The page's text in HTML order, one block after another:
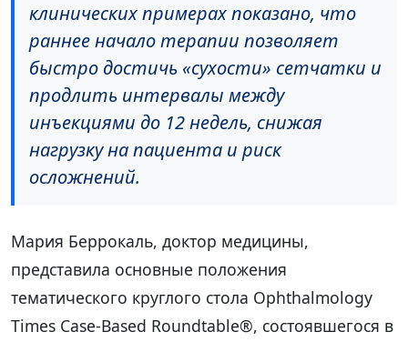
клинических примерах показано, что
раннее начало терапии позволяет
быстро достичь «сухости» сетчатки и
продлить интервалы между
инъекциями до 12 недель, снижая
нагрузку на пациента и риск
осложнений.
Мария Беррокаль, доктор медицины,
представила основные положения
тематического круглого стола Ophthalmology
Times Case-Based Roundtable®, состоявшегося в